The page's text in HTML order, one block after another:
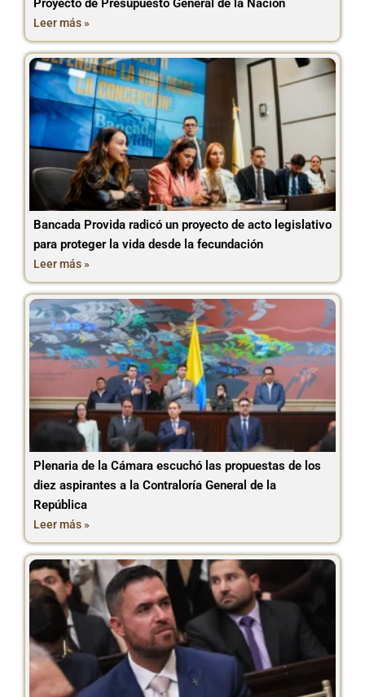
Proyecto de Presupuesto General de la Nación
Leer más »
Bancada Provida radicó un proyecto de acto legislativo
para proteger la vida desde la fecundación
Leer más »
Plenaria de la Cámara escuchó las propuestas de los
diez aspirantes a la Contraloría General de la
República
Leer más »